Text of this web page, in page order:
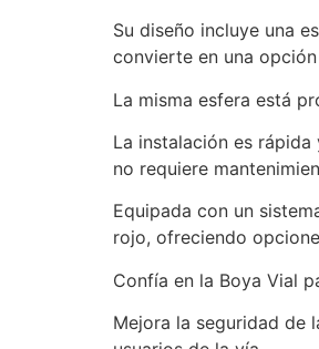
Su diseño incluye una
convierte en una
La misma esfera está
La instalación es
no requiere
Equipada con un
rojo, ofreciendo
Confía en la Boya Vial
Mejora la seguridad de